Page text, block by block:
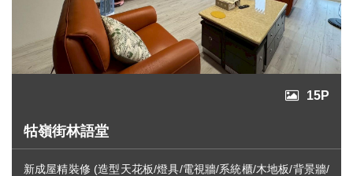
15P
牯嶺街林語堂
新成屋精裝修 (造型天花板/燈具/電視牆/系統櫃/木地板/背景牆/